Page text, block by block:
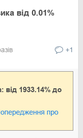
від 0.01%
+1
від 1933.14% до
про